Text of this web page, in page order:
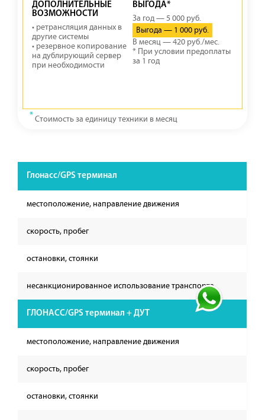
ДОПОЛНИТЕЛЬНЫЕ
ВОЗМОЖНОСТИ
• ретрансляция данных в
другие системы
• резервное копирование
на дублирующий сервер
при необходимости
ВЫГОДА*
За год — 5 000 руб.
Выгода — 1 000 руб.
В месяц — 420 руб./мес.
* При условии предоплаты
за 1 год
* Стоимость за единицу техники в месяц
Глонасс/GPS терминал
местоположение, направление движения
скорость, пробег
остановки, стоянки
несанкционированное использование транспорта
ГЛОНАСС/GPS терминал + ДУТ
местоположение, направление движения
скорость, пробег
остановки, стоянки